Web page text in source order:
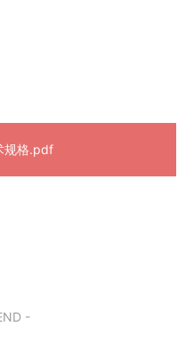
规格.pdf
-